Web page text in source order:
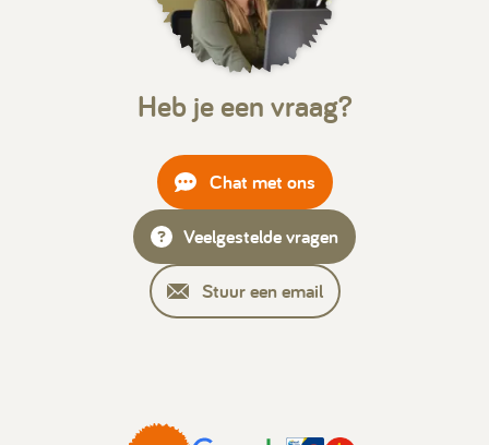
Heb je een vraag?
Chat met ons
Veelgestelde vragen
Stuur een email